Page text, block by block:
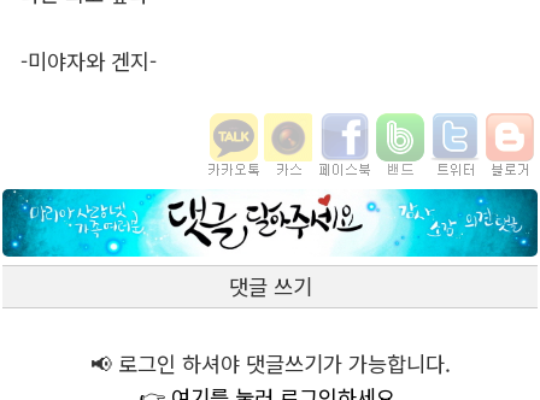
-미야자와 겐지-
댓글 쓰기
📢 로그인 하셔야 댓글쓰기가 가능합니다.